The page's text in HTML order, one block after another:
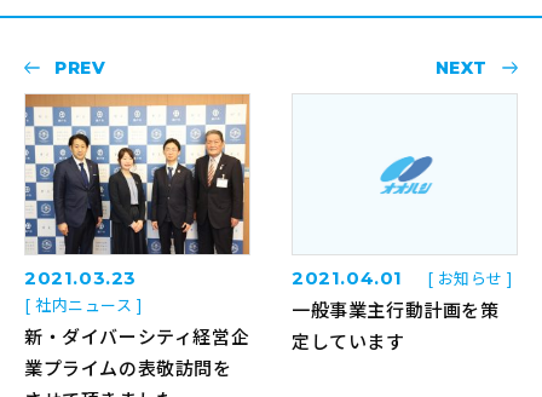
PREV
2021.03.23
[ 社内ニュース ]
新・ダイバーシティ経営企
業プライムの表敬訪問を
NEXT
2021.04.01 [ お知らせ ]
一般事業主行動計画を策
定しています